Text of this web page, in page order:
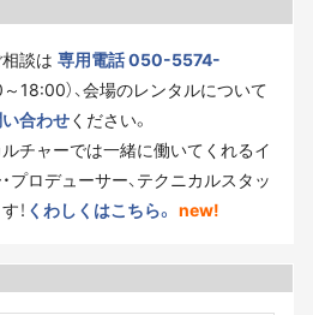
談は 専用電話 050-5574-
18:00）、会場のレンタルについて
合わせください。
チャーでは一緒に働いてくれるイ
プロデューサー、テクニカルスタッ
！ くわしくはこちら。 new!